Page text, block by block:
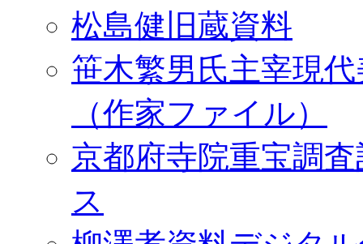
松島健旧蔵資料
笹木繁男氏主宰現
（作家ファイル）
京都府寺院重宝調
ス